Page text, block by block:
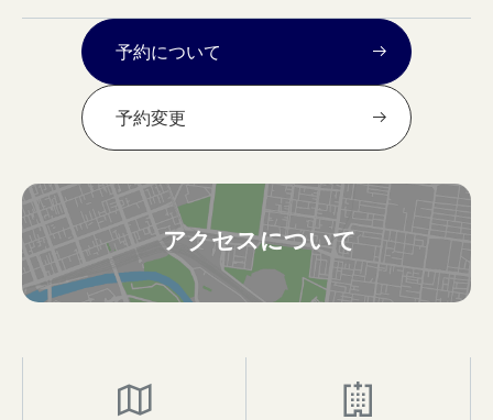
予約について
予約変更
アクセスについて